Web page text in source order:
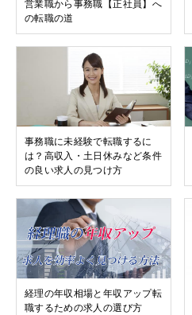
営業職から事務職【正社員】へ
の転職の道
事務職に未経験で転職するに
は？高収入・土日休みなど条件
の良い求人の見つけ方
経理の年収相場と年収アップ転
職するための求人の選び方